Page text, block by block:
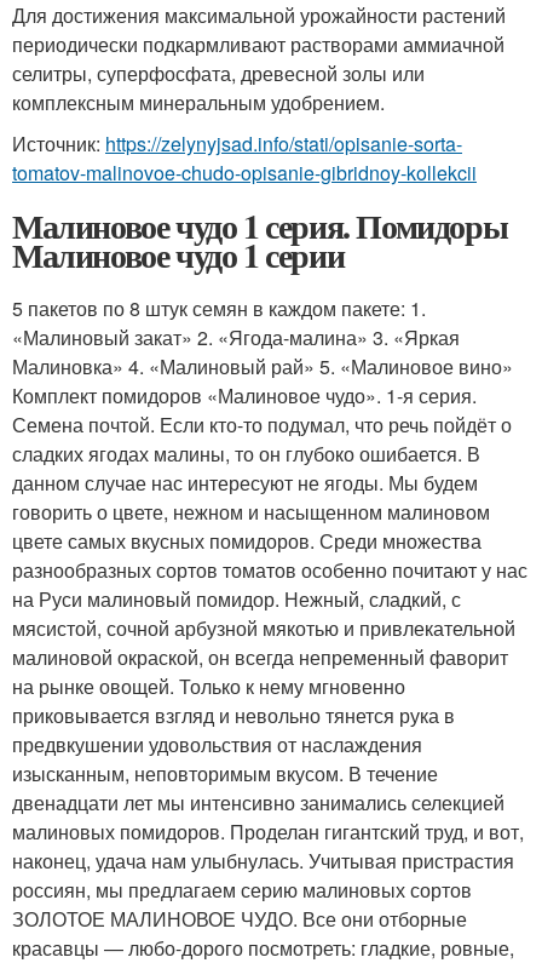
Для достижения максимальной урожайности растений
периодически подкармливают растворами аммиачной
селитры, суперфосфата, древесной золы или
комплексным минеральным удобрением.
Источник: https://zelynyjsad.info/stati/opisanie-sorta-
tomatov-malinovoe-chudo-opisanie-gibridnoy-kollekcii
Малиновое чудо 1 серия. Помидоры
Малиновое чудо 1 серии
5 пакетов по 8 штук семян в каждом пакете: 1.
«Малиновый закат» 2. «Ягода-малина» 3. «Яркая
Малиновка» 4. «Малиновый рай» 5. «Малиновое вино»
Комплект помидоров «Малиновое чудо». 1-я серия.
Семена почтой. Если кто-то подумал, что речь пойдёт о
сладких ягодах малины, то он глубоко ошибается. В
данном случае нас интересуют не ягоды. Мы будем
говорить о цвете, нежном и насыщенном малиновом
цвете самых вкусных помидоров. Среди множества
разнообразных сортов томатов особенно почитают у нас
на Руси малиновый помидор. Нежный, сладкий, с
мясистой, сочной арбузной мякотью и привлекательной
малиновой окраской, он всегда непременный фаворит
на рынке овощей. Только к нему мгновенно
приковывается взгляд и невольно тянется рука в
предвкушении удовольствия от наслаждения
изысканным, неповторимым вкусом. В течение
двенадцати лет мы интенсивно занимались селекцией
малиновых помидоров. Проделан гигантский труд, и вот,
наконец, удача нам улыбнулась. Учитывая пристрастия
россиян, мы предлагаем серию малиновых сортов
ЗОЛОТОЕ МАЛИНОВОЕ ЧУДО. Все они отборные
красавцы — любо-дорого посмотреть: гладкие, ровные,